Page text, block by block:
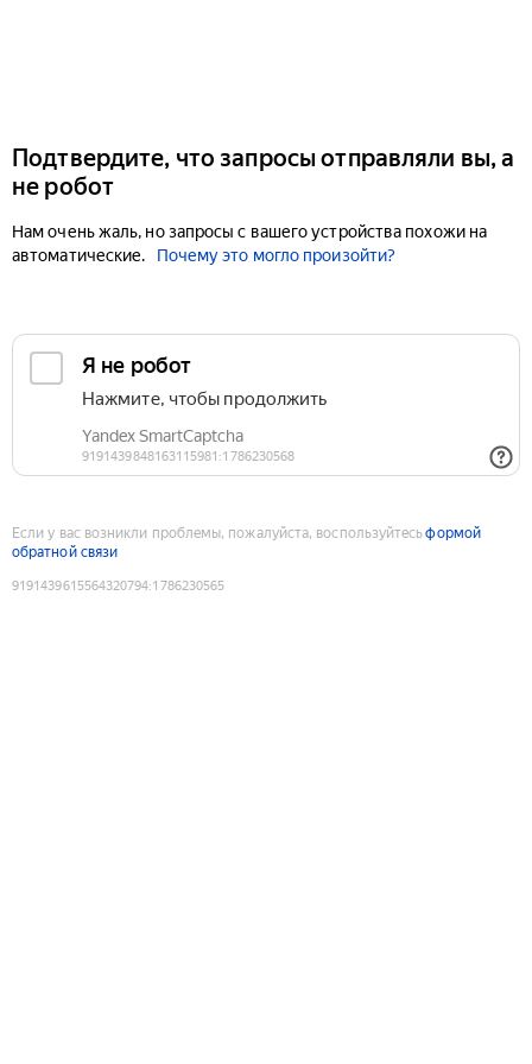
Подтвердите, что запросы отправляли вы, а
не робот
Нам очень жаль, но запросы с вашего устройства похожи на
автоматические.
Почему это могло произойти?
Если у вас возникли проблемы, пожалуйста, воспользуйтесьформой
обратной связи
9191439615564320794:1786230565